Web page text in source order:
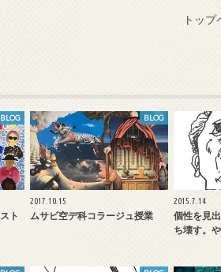
トッ
BLOG
ト
BLOG
2017.10.15
ムサビ空デ科コラージュ授業
2015.7.14
個性を見
ち壊す。